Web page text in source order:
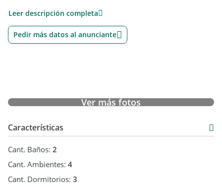
portón eléctrico con puerta de acceso a la casa, planta alta 2
cuartos amplios, pasillo con placares y vista hacia la planta
baja, segundo baño completo con bañera e jakuzzi , terraza
Leer descripción completa
Pedir más datos al anunciante
Ver más fotos
Características
Cant. Baños: 2
Cant. Ambientes: 4
Cant. Dormitorios: 3